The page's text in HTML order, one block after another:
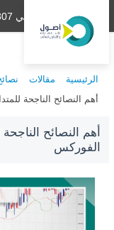
دينار كويتي 0.307
الرئيسية مقالات
أهم النصائح الناجحة
أهم النصائح
الفوركس